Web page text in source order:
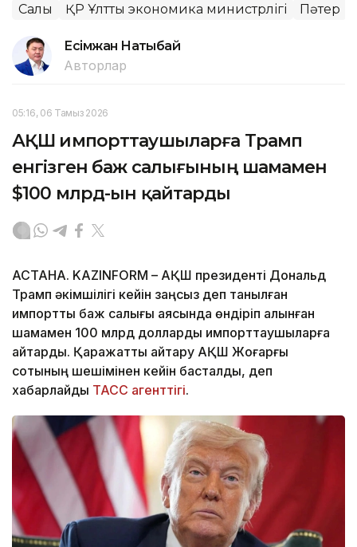
Салық ҚР Ұлттық экономика министрлігі Пәтер
Есімжан Нақтыбай
Авторлар
05:16, 06 Тамыз 2026
АҚШ импорттаушыларға Трамп
енгізген баж салығының шамамен
$100 млрд-ын қайтарды
АСТАНА. KAZINFORM – АҚШ президенті Дональд
Трамп әкімшілігі кейін заңсыз деп танылған
импорттық баж салығы аясында өндіріп алынған
шамамен 100 млрд долларды импорттаушыларға
қайтарды. Қаражатты қайтару АҚШ Жоғарғы
сотының шешімінен кейін басталды, деп
хабарлайды ТАСС агенттігі.